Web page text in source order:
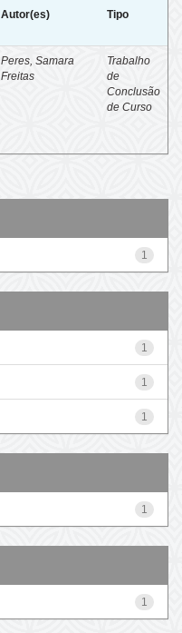
Autor(es) Tipo
Peres, Samara
Freitas
Trabalho
de
Conclusão
de Curso
1
1
1
1
1
1